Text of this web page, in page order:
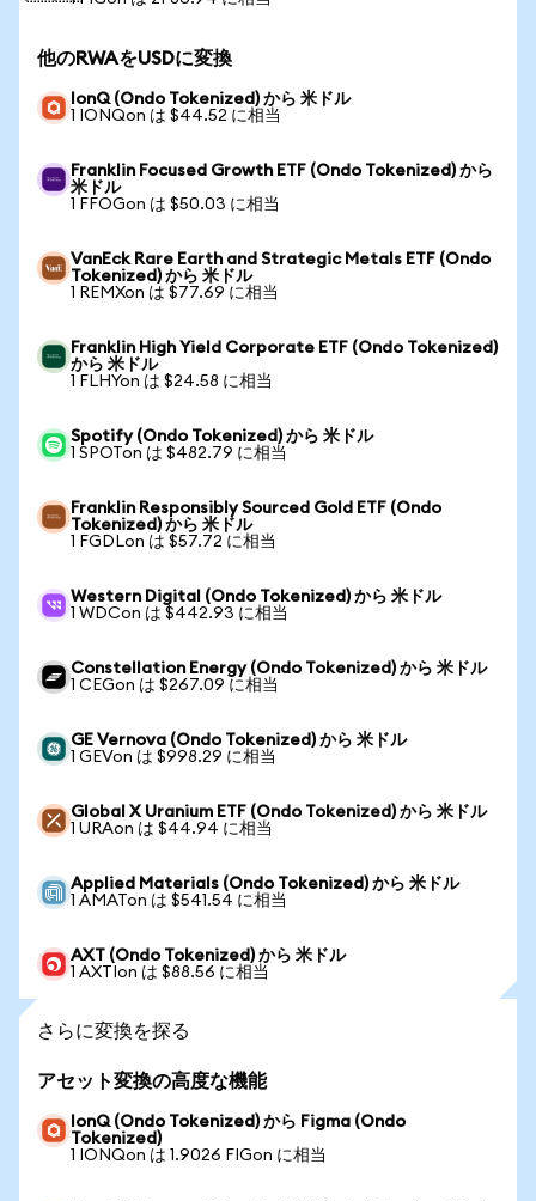
他のRWAをUSDに変換
IonQ (Ondo Tokenized) から 米ドル
1 IONQon は $44.52 に相当
Franklin Focused Growth ETF (Ondo Tokenized) から
米ドル
1 FFOGon は $50.03 に相当
VanEck Rare Earth and Strategic Metals ETF (Ondo
Tokenized) から 米ドル
1 REMXon は $77.69 に相当
Franklin High Yield Corporate ETF (Ondo Tokenized)
から 米ドル
1 FLHYon は $24.58 に相当
Spotify (Ondo Tokenized) から 米ドル
1 SPOTon は $482.79 に相当
Franklin Responsibly Sourced Gold ETF (Ondo
Tokenized) から 米ドル
1 FGDLon は $57.72 に相当
Western Digital (Ondo Tokenized) から 米ドル
1 WDCon は $442.93 に相当
Constellation Energy (Ondo Tokenized) から 米ドル
1 CEGon は $267.09 に相当
GE Vernova (Ondo Tokenized) から 米ドル
1 GEVon は $998.29 に相当
Global X Uranium ETF (Ondo Tokenized) から 米ドル
1 URAon は $44.94 に相当
Applied Materials (Ondo Tokenized) から 米ドル
1 AMATon は $541.54 に相当
AXT (Ondo Tokenized) から 米ドル
1 AXTIon は $88.56 に相当
さらに変換を探る
アセット変換の高度な機能
IonQ (Ondo Tokenized) から Figma (Ondo
Tokenized)
1 IONQon は 1.9026 FIGon に相当